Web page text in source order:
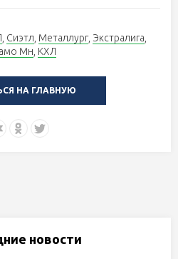
Сиэтл Металлург, Экстралига
Мн КХЛ
НА ГЛАВНУЮ
новости